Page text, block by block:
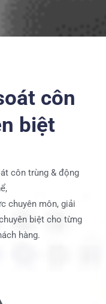
côn
biệt
côn trùng & động
chuyên môn, giải
biệt cho từng
hàng.